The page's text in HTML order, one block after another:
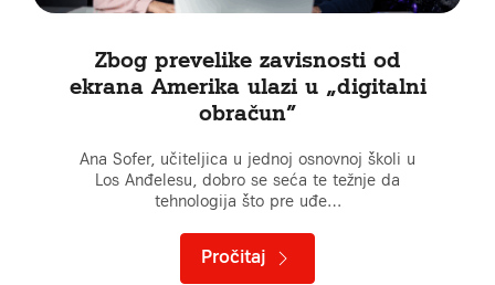
Zbog prevelike zavisnosti od
ekrana Amerika ulazi u „digitalni
obračun”
Ana Sofer, učiteljica u jednoj osnovnoj školi u
Los Anđelesu, dobro se seća te težnje da
tehnologija što pre uđe…
Pročitaj